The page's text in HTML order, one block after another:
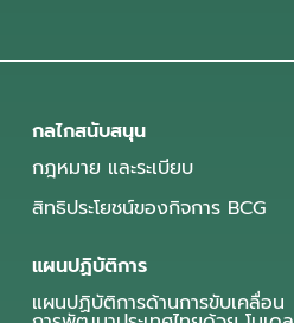
กลไกสนับสนุน
กฎหมาย และระเบียบ
สิทธิประโยชน์ของกิจการ BCG
แผนปฏิบัติการ
แผนปฏิบัติการด้านการขับเคลื่อน